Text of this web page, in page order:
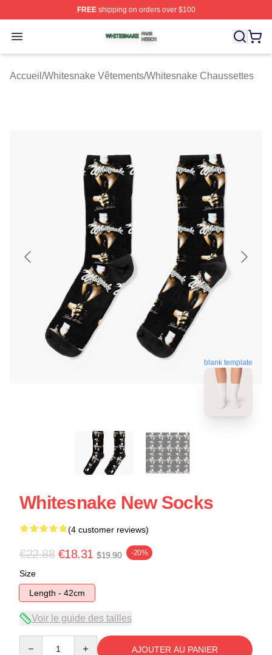
FREEshipping on orders over $100
Open menu
Whitesnake Shop ⚡️ Officially Licensed Whitesnake
Accueil /Whitesnake Vêtements/Whitesnake Chaussettes
blank template
Whitesnake New Socks
(4 customer reviews)
€22.88 €18.31 $19.90 -20%
Size
Length - 42cm
Voir le guide des tailles
AJOUTER AU PANIER